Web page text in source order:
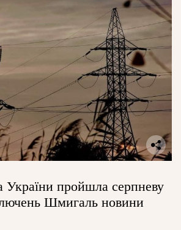
України пройшла серпневу
Шмигаль новини